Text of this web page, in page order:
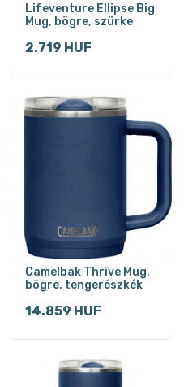
Lifeventure Ellipse Big
Mug, bögre, szürke
2.719 HUF
Camelbak Thrive Mug,
bögre, tengerészkék
14.859 HUF